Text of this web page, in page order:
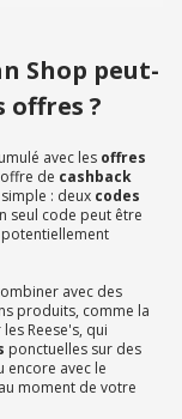
Shop peut-
offres ?
avec les offres
de cashback
: deux codes
seul code peut être
avec des
produits, comme la
Reese's, qui
ponctuelles sur des
encore avec le
moment de votre